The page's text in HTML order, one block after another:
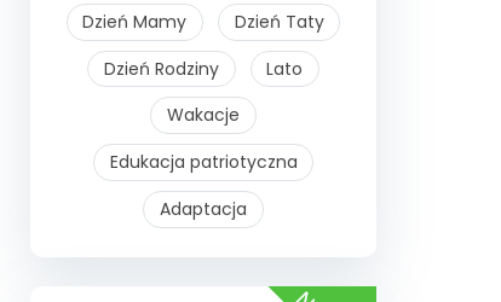
Dzień Mamy
Dzień Taty
Dzień Rodziny
Lato
Wakacje
Edukacja patriotyczna
Adaptacja